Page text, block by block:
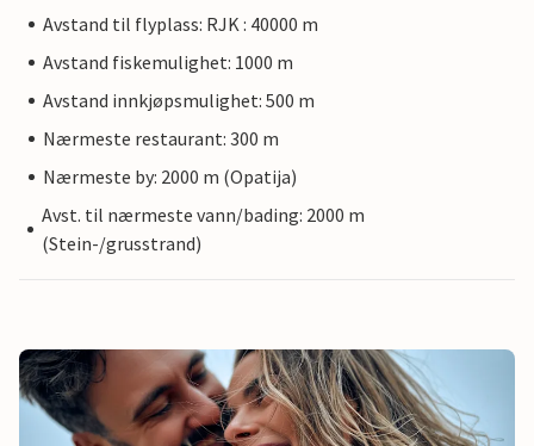
Avstand til flyplass: RJK : 40000 m
Avstand fiskemulighet: 1000 m
Avstand innkjøpsmulighet: 500 m
Nærmeste restaurant: 300 m
Nærmeste by: 2000 m (Opatija)
Avst. til nærmeste vann/bading: 2000 m
(Stein-/grusstrand)